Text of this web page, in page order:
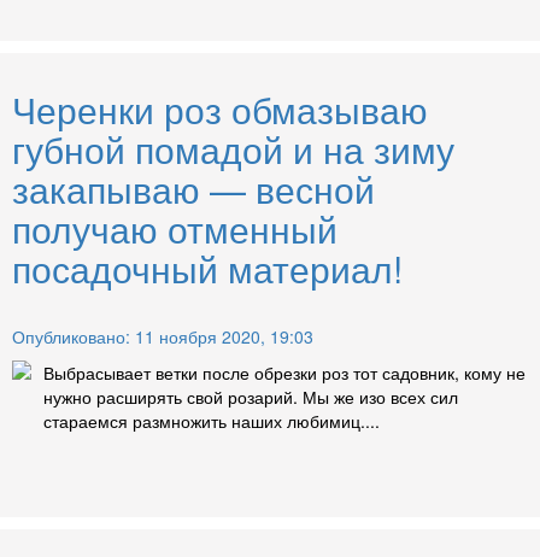
Черенки роз обмазываю
губной помадой и на зиму
закапываю — весной
получаю отменный
посадочный материал!
Опубликовано: 11 ноября 2020, 19:03
Выбрасывает ветки после обрезки роз тот садовник, кому не
нужно расширять свой розарий. Мы же изо всех сил
стараемся размножить наших любимиц....